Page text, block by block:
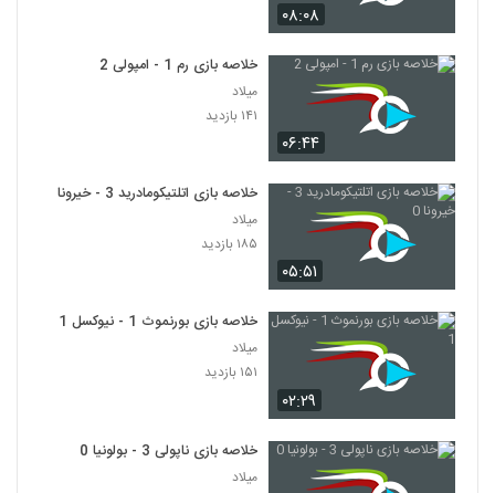
۰۸:۰۸
۰۶:۴۴
خلاصه بازی رم 1 - امپولی 2
میلاد
۱۴۱ بازدید
۰۵:۵۱
خلاصه بازی اتلتیکومادرید 3 - خیرونا 0
میلاد
۱۸۵ بازدید
۰۲:۲۹
خلاصه بازی بورنموث 1 - نیوکسل 1
میلاد
۱۵۱ بازدید
خلاصه بازی ناپولی 3 - بولونیا 0
میلاد